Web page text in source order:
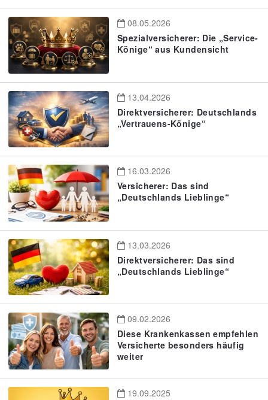
08.05.2026
Spezialversicherer: Die „Service-
Könige“ aus Kundensicht
13.04.2026
Direktversicherer: Deutschlands
„Vertrauens-Könige“
16.03.2026
Versicherer: Das sind
„Deutschlands Lieblinge“
13.03.2026
Direktversicherer: Das sind
„Deutschlands Lieblinge“
09.02.2026
Diese Krankenkassen empfehlen
Versicherte besonders häufig
weiter
19.09.2025